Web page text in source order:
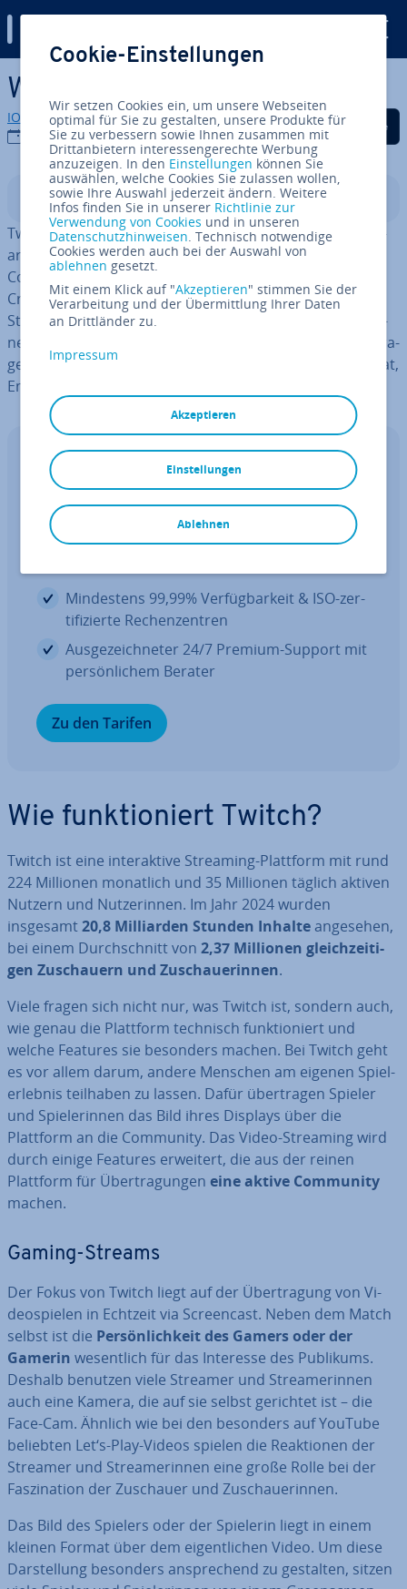
Zum Haupt­in­halt springen
Was ist Twitch?
IONOS Redaktion
27.01.2026
Auf Facebook teilen
Auf Twitter teilen
Auf LinkedIn
In­halts­ver­zeich­nis
Twitch ist eine in­ter­ak­ti­ve Streaming-Plattform mit Mil­li­
ar­den Stunden Zu­schau­er­zeit, die Gaming-Kultur,
Community-En­ga­ge­ment und Mo­ne­ta­ri­sie­rung für
Creator und Crea­to­rin­nen vereint. Auf der Live-
Streaming-Plattform können Streamer und Strea­me­rin­
nen Games, „Just Chatting“-Formate oder Events über­tra­
gen, während Zuschauer und Zu­schaue­rin­nen über Chat,
Emotes und Hype Trains in­ter­ak­tiv teil­neh­men.
vServer / VPS
VPS un­schlag­bar günstig auf Dell En­
ter­pri­se Servern
Min­des­tens 99,99% Ver­füg­bar­keit & ISO-zer­
ti­fi­zier­te Re­chen­zen­tren
Aus­ge­zeich­ne­ter 24/7 Premium-Support mit
per­sön­li­chem Berater
Zu den Tarifen
Wie funk­tio­niert Twitch?
Twitch ist eine in­ter­ak­ti­ve Streaming-Plattform mit rund
224 Millionen monatlich und 35 Millionen täglich aktiven
Nutzern und Nut­ze­rin­nen. Im Jahr 2024 wurden
insgesamt20,8 Mil­li­ar­den Stunden Inhalteangesehen,
bei einem Durch­schnitt von 2,37 Millionen gleich­zei­ti­
gen Zu­schau­ern und Zu­schaue­rin­nen.
Viele fragen sich nicht nur, was Twitch ist, sondern auch,
wie genau die Plattform technisch funk­tio­niert und
welche Features sie besonders machen. Bei Twitch geht
es vor allem darum, andere Menschen am eigenen Spiel­
erleb­nis teilhaben zu lassen. Dafür über­tra­gen Spieler
und Spie­le­rin­nen das Bild ihres Displays über die
Plattform an die Community. Das Video-Streaming wird
durch einige Features erweitert, die aus der reinen
Plattform für Über­tra­gun­gen eine aktive Community
machen.
Gaming-Streams
Der Fokus von Twitch liegt auf der Über­tra­gung von Vi­
deo­spie­len in Echtzeit via Screen­cast. Neben dem Match
selbst ist die Per­sön­lich­keit des Gamers oder der
Gamerin we­sent­lich für das Interesse des Publikums.
Deshalb benutzen viele Streamer und Strea­me­rin­nen
auch eine Kamera, die auf sie selbst gerichtet ist – die
Face-Cam. Ähnlich wie bei den besonders auf YouTube
beliebten Let‘s-Play-Videos spielen die Re­ak­tio­nen der
Streamer und Strea­me­rin­nen eine große Rolle bei der
Fas­zi­na­ti­on der Zuschauer und Zu­schaue­rin­nen.
Das Bild des Spielers oder der Spielerin liegt in einem
kleinen Format über dem ei­gent­li­chen Video. Um diese
Dar­stel­lung besonders an­spre­chend zu gestalten, sitzen
Cookie-Einstellungen
Wir setzen Cookies ein, um unsere Webseiten
optimal für Sie zu gestalten, unsere Produkte für
Sie zu verbessern sowie Ihnen zusammen mit
Drittanbietern interessengerechte Werbung
anzuzeigen. In den Einstellungen können Sie
auswählen, welche Cookies Sie zulassen wollen,
sowie Ihre Auswahl jederzeit ändern. Weitere
Infos finden Sie in unserer Richtlinie zur
Verwendung von Cookies und in unseren
Datenschutzhinweisen. Technisch notwendige
Cookies werden auch bei der Auswahl von
ablehnen gesetzt.
Mit einem Klick auf "Akzeptieren" stimmen Sie der
Verarbeitung und der Übermittlung Ihrer Daten
an Drittländer zu.
Impressum
Akzeptieren
Ablehnen
Einstellungen